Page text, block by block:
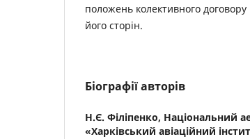
положень колективного
його сторін.
Біографії авторів
Н.Є. Філіпенко, Національний
«Харківський авіаційний